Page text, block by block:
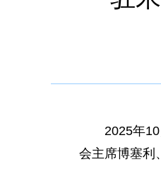
2025年
会主席博塞利